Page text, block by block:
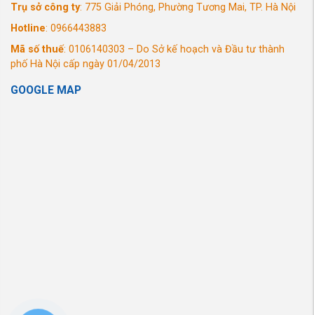
Trụ sở công ty: 775 Giải Phóng, Phường Tương Mai, TP. Hà Nội
Hotline: 0966443883
Mã số thuế: 0106140303 – Do Sở kế hoạch và Đầu tư thành
phố Hà Nội cấp ngày 01/04/2013
GOOGLE MAP